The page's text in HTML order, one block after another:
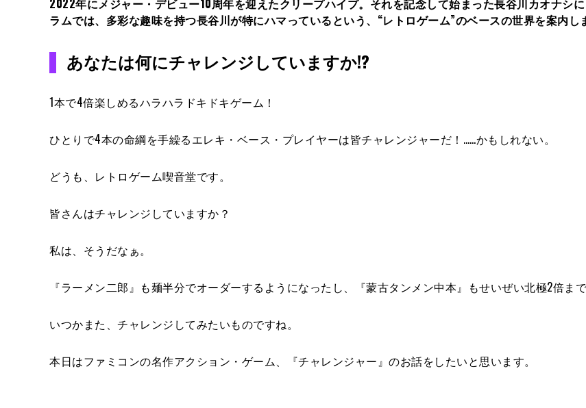
ラムでは、多彩な趣味を持つ長谷川が特にハマっているという、“レトロゲーム”のベースの世界を案内し
あなたは何にチャレンジしていますか!?
1本で4倍楽しめるハラハラドキドキゲーム！
ひとりで4本の命綱を手繰るエレキ・ベース・プレイヤーは皆チャレンジャーだ！……かもしれない。
どうも、レトロゲーム喫音堂です。
皆さんはチャレンジしていますか？
私は、そうだなぁ。
『ラーメン二郎』も麺半分でオーダーするようになったし、『蒙古タンメン中本』もせいぜい北極2倍まで
いつかまた、チャレンジしてみたいものですね。
本日はファミコンの名作アクション・ゲーム、『チャレンジャー』のお話をしたいと思います。